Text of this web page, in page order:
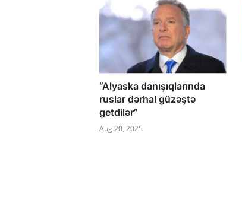
“Alyaska danışıqlarında
ruslar dərhal güzəştə
getdilər”
Aug 20, 2025